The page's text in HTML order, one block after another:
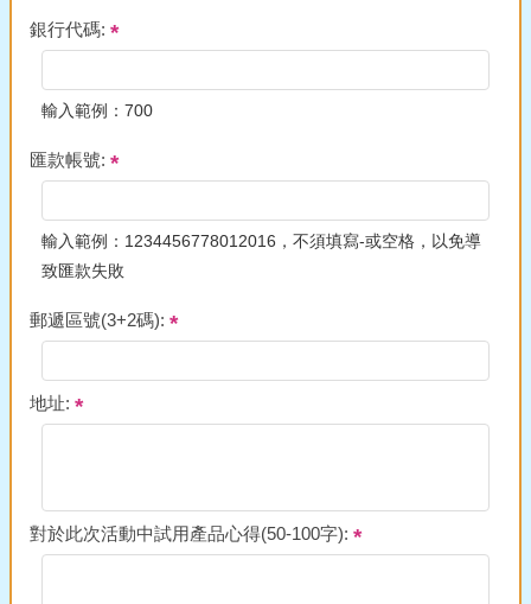
銀行代碼:
輸入範例：700
匯款帳號:
輸入範例：1234456778012016，不須填寫-或空格，以免導
致匯款失敗
郵遞區號(3+2碼):
地址:
對於此次活動中試用產品心得(50-100字):